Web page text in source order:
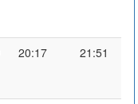
20:17 21:51